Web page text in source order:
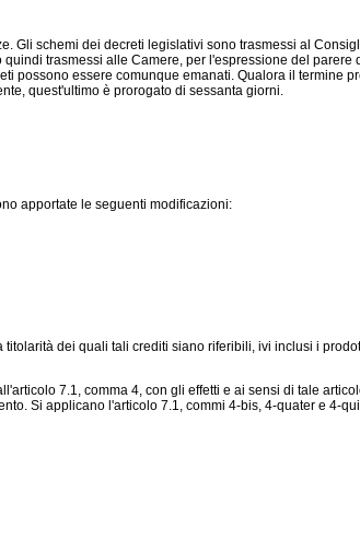
schemi dei decreti legislativi sono trasmessi al
trasmessi alle Camere, per l'espressione del parere
possono essere comunque emanati. Qualora il termine
quest'ultimo è prorogato di sessanta giorni.
apportate le seguenti modificazioni:
dei quali tali crediti siano riferibili, ivi inclusi i
7.1, comma 4, con gli effetti e ai sensi di tale
Si applicano l'articolo 7.1, commi 4-bis, 4-quater e 4-